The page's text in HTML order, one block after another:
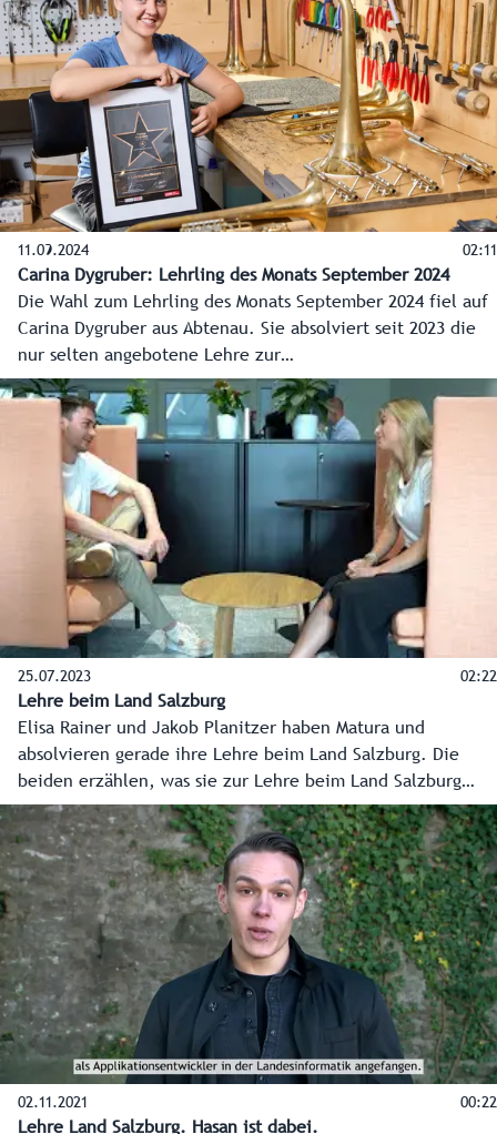
kurzem vom Land Salzburg und der Wirtschaftskammer
Salzburg als „Lehrling des Monats März 2026“
ausgezeichnet.
11.09.2024 02:11
Carina Dygruber: Lehrling des Monats September 2024
Die Wahl zum Lehrling des Monats September 2024 fiel auf
Carina Dygruber aus Abtenau. Sie absolviert seit 2023 die
nur selten angebotene Lehre zur
Blechblasinstrumentenbauerin bei Tobias Falkner in
Oberscheffau. Das Landes-Medienzentrum durfte ihr bei
der Ausbildung im alten und seltenen Handwerk über die
Schulter schauen, und Landesrätin Daniela Gutschi
gratulierte zur Auszeichnung. Jedes Monat zeichnen Land
Salzburg und Wirtschaftskammer Salzburg den Lehrling des
Monats aus.
25.07.2023 02:22
Lehre beim Land Salzburg
Elisa Rainer und Jakob Planitzer haben Matura und
absolvieren gerade ihre Lehre beim Land Salzburg. Die
beiden erzählen, was sie zur Lehre beim Land Salzburg
bewegt hat, welche Vorteile die Lehre hat und wie
vielseitig der Arbeitgeber Land Salzburg ist.
02.11.2021 00:22
Lehre Land Salzburg. Hasan ist dabei.